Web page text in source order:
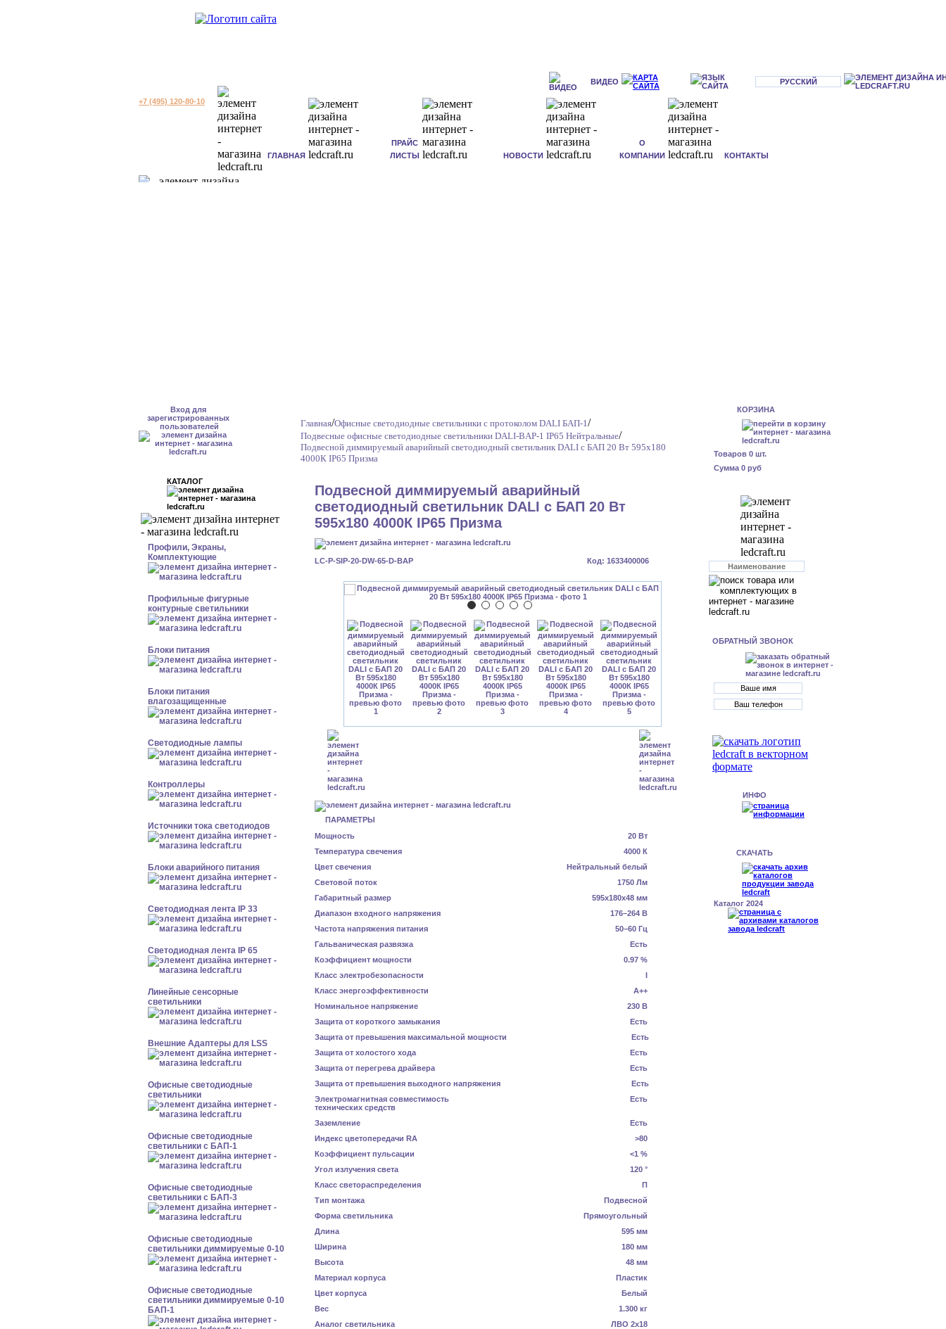
ВИДЕО РУССКИЙ
+7 (495) 120-80-10
ГЛАВНАЯ
ПРАЙС
ЛИСТЫ
НОВОСТИ
О
КОМПАНИИ
КОНТАКТЫ
Вход для
зарегистрированных
пользователей
КАТАЛОГ
Профили, Экраны,
Комплектующие
Профильные фигурные
контурные светильники
Блоки питания
Блоки питания
влагозащищенные
Светодиодные лампы
Контроллеры
Источники тока светодиодов
Блоки аварийного питания
Светодиодная лента IP 33
Светодиодная лента IP 65
Линейные сенсорные
светильники
Внешние Адаптеры для LSS
Офисные светодиодные
светильники
Офисные светодиодные
светильники с БАП-1
Офисные светодиодные
светильники с БАП-3
Офисные светодиодные
светильники диммируемые 0-10
Офисные светодиодные
светильники диммируемые 0-10
БАП-1
Главная/Офисные светодиодные светильники с протоколом DALI БАП-1/
Подвесные офисные светодиодные светильники DALI-BAP-1 IP65 Нейтральные/
Подвесной диммируемый аварийный светодиодный светильник DALI с БАП 20 Вт 595x180
4000К IP65 Призма
Подвесной диммируемый аварийный
светодиодный светильник DALI с БАП 20 Вт
595x180 4000К IP65 Призма
Код: 1633400006
LC-P-SIP-20-DW-65-D-BAP
ПАРАМЕТРЫ
Мощность
20 Вт
Температура свечения
4000 К
Цвет свечения
Нейтральный белый
Световой поток
1750 Лм
Габаритный размер
595x180x48 мм
Диапазон входного напряжения
176–264 В
Частота напряжения питания
50–60 Гц
Гальваническая развязка
Есть
Коэффициент мощности
0.97 %
Класс электробезопасности
I
Класс энергоэффективности
А++
Номинальное напряжение
230 В
Защита от короткого замыкания
Есть
Защита от превышения максимальной мощности
Есть
Защита от холостого хода
Есть
Защита от перегрева драйвера
Есть
Защита от превышения выходного напряжения
Есть
Электромагнитная совместимость
технических средств
Есть
Заземление
Есть
Индекс цветопередачи RA
>80
Коэффициент пульсации
<1 %
Угол излучения света
120 °
Класс светораспределения
П
Тип монтажа
Подвесной
Форма светильника
Прямоугольный
Длина
595 мм
Ширина
180 мм
Высота
48 мм
Материал корпуса
Пластик
Цвет корпуса
Белый
Вес
1.300 кг
Аналог светильника
ЛВО 2x18
КОРЗИНА
Товаров 0 шт.
Сумма 0 руб
ОБРАТНЫЙ ЗВОНОК
ИНФО
СКАЧАТЬ
Каталог 2024